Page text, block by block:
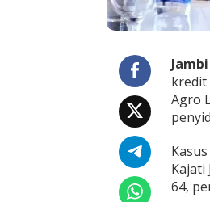
Jambi
kredit
Agro
Kajati
64,